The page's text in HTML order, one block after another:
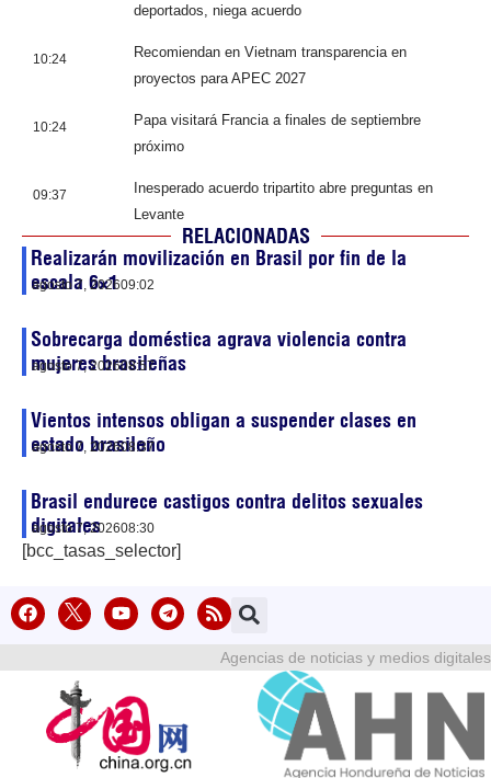
deportados, niega acuerdo
10:24
Recomiendan en Vietnam transparencia en
proyectos para APEC 2027
10:24
Papa visitará Francia a finales de septiembre
próximo
09:37
Inesperado acuerdo tripartito abre preguntas en
Levante
RELACIONADAS
Realizarán movilización en Brasil por fin de la
escala 6×1
agosto 7, 202609:02
Sobrecarga doméstica agrava violencia contra
mujeres brasileñas
agosto 7, 202608:57
Vientos intensos obligan a suspender clases en
estado brasileño
agosto 7, 202608:37
Brasil endurece castigos contra delitos sexuales
digitales
agosto 7, 202608:30
[bcc_tasas_selector]
Agencias de noticias y medios digitales